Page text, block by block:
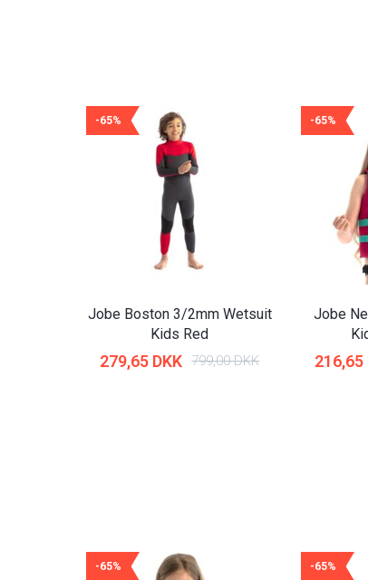
-65%
Jobe Boston 3/2mm Wetsuit
Kids Red
279,65 DKK 799,00 DKK
-65%
Jobe
216,65
-65% -65%